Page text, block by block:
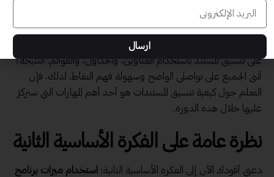
تجربتي الشخصية مع تنسيق المستندات كانت مثيرة. في أحد الأيام،
واجهت مهمة إعداد عرض تقديمي مهم في العمل. قررت أن أُركز
على تنسيق المستند باستخدام العناوين، والجداول، والقوائم. النتيجة؟
أثنى الجميع على تواصلي الواضح وسهولة فهم النقاط. لذلك، فإن
التعلم حول كيفية تنسيق المستندات هو أحد أهم المهارات التي سنركز
عليها خلال هذه الدورة.
نظرة عامة على الفكرة الأساسية الثانية
دعني أقودك الآن إلى الفكرة الأساسية الثانية: استخدام ميزات برنامج
ارسال